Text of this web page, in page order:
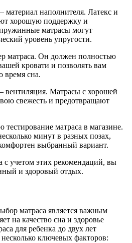
наполнителя. Латекс и
хорошую поддержку и
пружинные матрасы могут
уровень упругости.
матраса. Он должен полностью
кровати и позволять вам
время сна.
вентиляция. Матрасы с хорошей
свежесть и предотвращают
тестирование матраса в магазине.
минут в разных позах,
выбранный вариант.
с учетом этих рекомендаций, вы
и здоровый отдых.
матраса является важным
на качество сна и здоровье
для ребенка до двух лет
ключевых факторов: